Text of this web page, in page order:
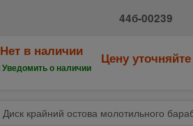
44б-00239
Нет в наличии
Уведомить о наличии
Цену уточняйте
Диск крайний остова молотильного